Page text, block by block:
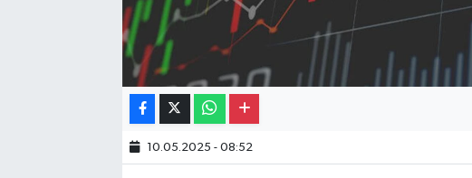
10.05.2025 - 08:52